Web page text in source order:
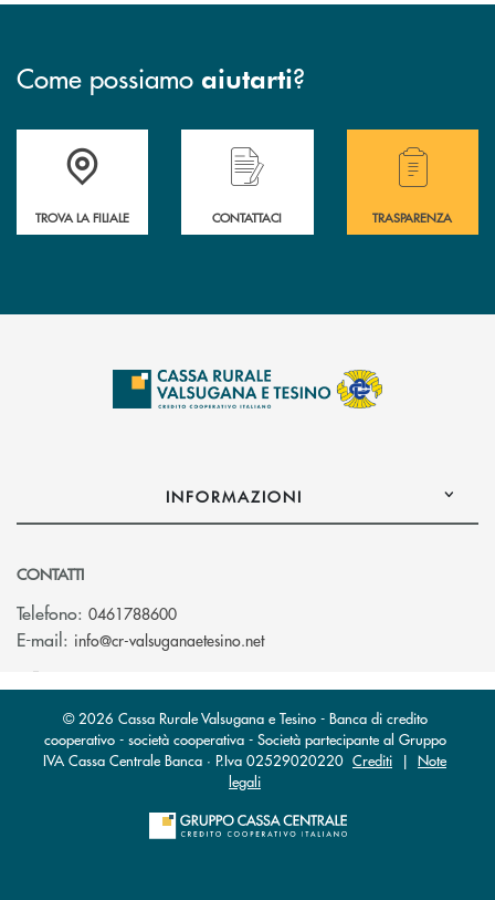
Come possiamo aiutarti?
Accedi all' elenco completo delle filiali .
TROVA LA FILIALE
Hai bisogno di assistenza immediata?
CONTATTACI
Hai bisogno di
TRASPARENZA
INFORMAZIONI
CONTATTI
Telefono: 0461788600
E-mail: info@cr-valsuganaetesino.net(si apre l’app di posta
© 2026 Cassa Rurale Valsugana e Tesino - Banca di credito
cooperativo - società cooperativa - Società partecipante al Gruppo
IVA Cassa Centrale Banca · P.Iva 02529020220 Crediti | Note
legali